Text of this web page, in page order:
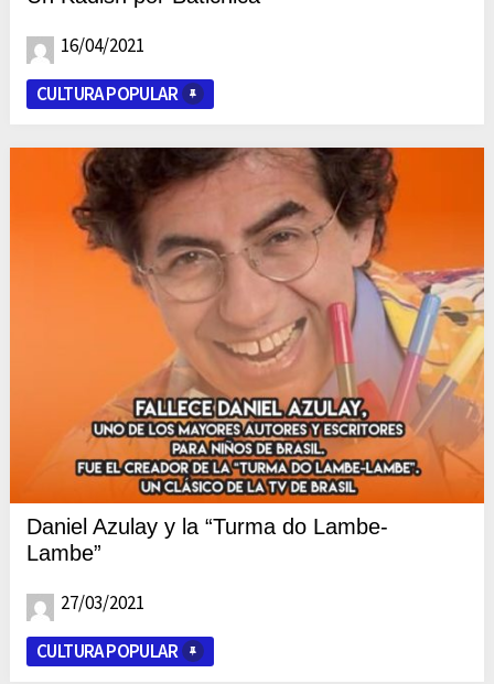
16/04/2021
CULTURA POPULAR
Daniel Azulay y la “Turma do Lambe-
Lambe”
27/03/2021
CULTURA POPULAR